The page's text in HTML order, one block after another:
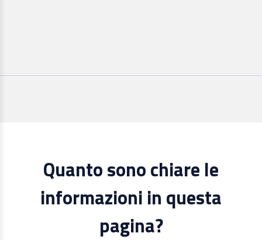
Quanto sono chiare le
informazioni in questa
pagina?